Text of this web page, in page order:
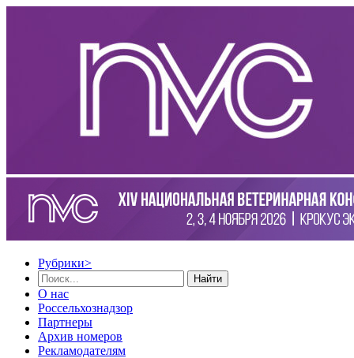
Рубрики>
Найти
О нас
Россельхознадзор
Партнеры
Архив номеров
Рекламодателям